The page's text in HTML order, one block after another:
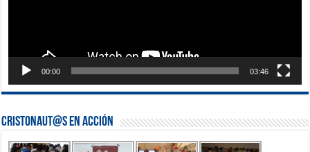
00:00 03:46
Cristonaut@s en Acción